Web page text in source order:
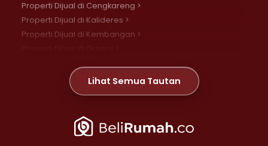
Properti Dijual di Cengkareng >
Properti Dijual di Kalideres >
Properti Dijual di Kembangan >
Properti Dijual di Meruya >
Properti Dijual di Jelambar >
Properti Dijual di Jakarta Pusat >
Lihat Semua Tautan